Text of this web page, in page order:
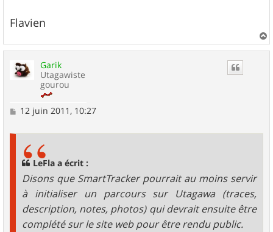
Flavien
a
Garik
Utagawiste
gourou
M12 juin 2011, 10:27
LeFla a écrit :
Disons que SmartTracker pourrait au moins servir
à initialiser un parcours sur Utagawa (traces,
description, notes, photos) qui devrait ensuite être
complété sur le site web pour être rendu public.